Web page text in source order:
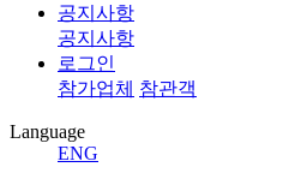
공지사항
공지사항
로그인
참가업체 참관객
Language
ENG